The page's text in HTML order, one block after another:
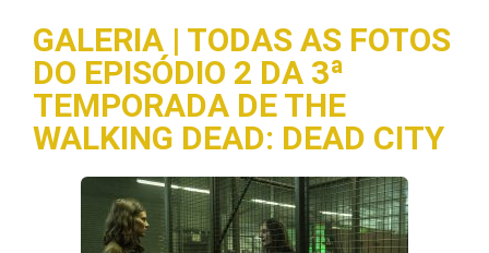
GALERIA | TODAS AS FOTOS
DO EPISÓDIO 2 DA 3ª
TEMPORADA DE THE
WALKING DEAD: DEAD CITY